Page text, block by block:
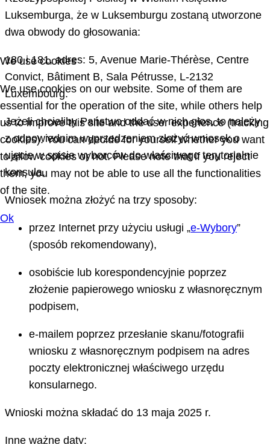
Luksemburga, że w Luksemburgu zostaną utworzone
dwa obwody do głosowania:
180 i 181, adres: 5, Avenue Marie-Thérèse, Centre
Convict, Bâtiment B, Sala Pétrusse, L-2132
Luxembourg.
Jeżeli chcieliby Państwo oddać w nich głos, to należy
z odpowiednim wyprzedzeniem złożyć wniosek o
ujęcie w spisie wyborców do właściwego terytorialnie
konsula.
Wniosek można złożyć na trzy sposoby:
przez Internet przy użyciu usługi „e-Wybory”
(sposób rekomendowany),
osobiście lub korespondencyjnie poprzez
złożenie papierowego wniosku z własnoręcznym
podpisem,
e-mailem poprzez przesłanie skanu/fotografii
wniosku z własnoręcznym podpisem na adres
poczty elektronicznej właściwego urzędu
konsularnego.
Wnioski można składać do 13 maja 2025 r.
Inne ważne daty:
We use cookies
We use cookies on our website. Some of them are
essential for the operation of the site, while others help
us to improve this site and the user experience (tracking
cookies). You can decide for yourself whether you want
to allow cookies or not. Please note that if you reject
them, you may not be able to use all the functionalities
of the site.
Ok